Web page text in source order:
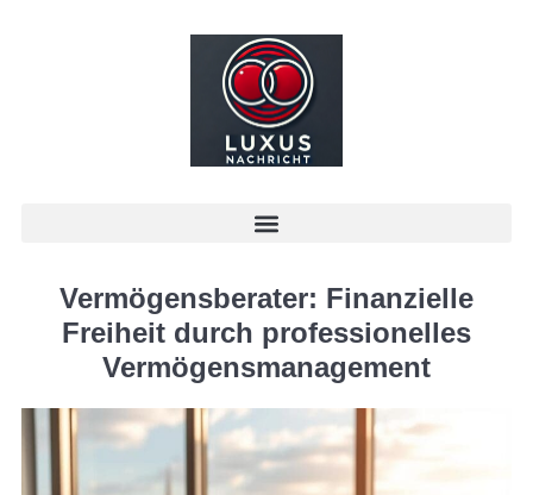
Vermögensberater: Finanzielle
Freiheit durch professionelles
Vermögensmanagement